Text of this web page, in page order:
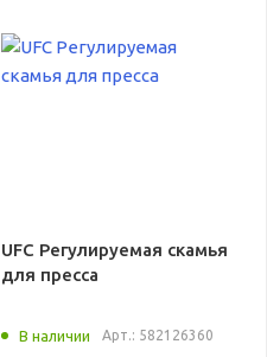
UFC Регулируемая скамья
для пресса
В наличии Арт.: 582126360